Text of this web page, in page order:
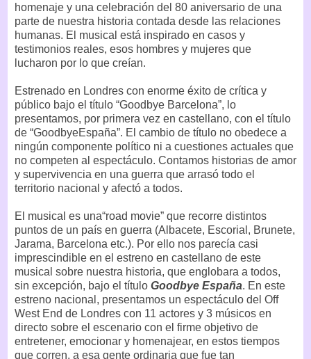
homenaje y una celebración del 80 aniversario de una
parte de nuestra historia contada desde las relaciones
humanas. El musical está inspirado en casos y
testimonios reales, esos hombres y mujeres que
lucharon por lo que creían.
Estrenado en Londres con enorme éxito de crítica y
público bajo el título “Goodbye Barcelona”, lo
presentamos, por primera vez en castellano, con el título
de “GoodbyeEspaña”. El cambio de título no obedece a
ningún componente político ni a cuestiones actuales que
no competen al espectáculo. Contamos historias de amor
y supervivencia en una guerra que arrasó todo el
territorio nacional y afectó a todos.
El musical es una“road movie” que recorre distintos
puntos de un país en guerra (Albacete, Escorial, Brunete,
Jarama, Barcelona etc.). Por ello nos parecía casi
imprescindible en el estreno en castellano de este
musical sobre nuestra historia, que englobara a todos,
sin excepción, bajo el título Goodbye España. En este
estreno nacional, presentamos un espectáculo del Off
West End de Londres con 11 actores y 3 músicos en
directo sobre el escenario con el firme objetivo de
entretener, emocionar y homenajear, en estos tiempos
que corren, a esa gente ordinaria que fue tan